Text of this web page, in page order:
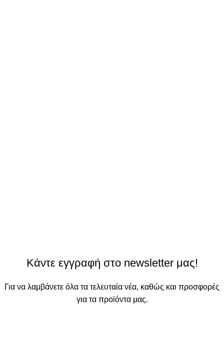
Κάντε εγγραφή στο newsletter μας!
Για να λαμβάνετε όλα τα τελευταία νέα, καθώς και προσφορές
για τα προϊόντα μας.